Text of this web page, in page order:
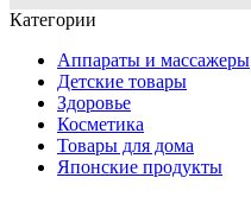
Категории
Аппараты и массажеры
Детские товары
Здоровье
Косметика
Товары для дома
Японские продукты